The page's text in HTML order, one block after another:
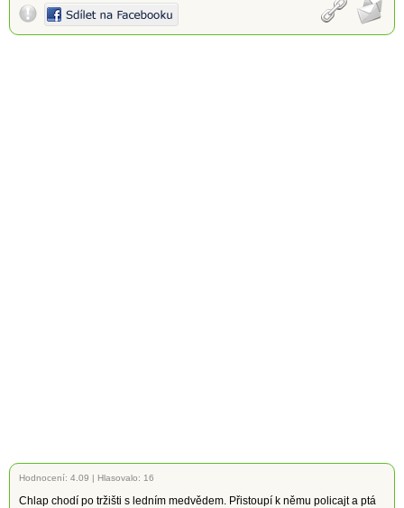
Hodnocení: 4.09 | Hlasovalo: 16
Chlap chodí po tržišti s ledním medvědem. Přistoupí k němu policajt a ptá